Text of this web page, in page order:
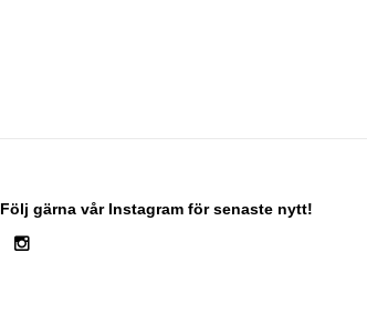
Följ gärna vår Instagram för senaste nytt!